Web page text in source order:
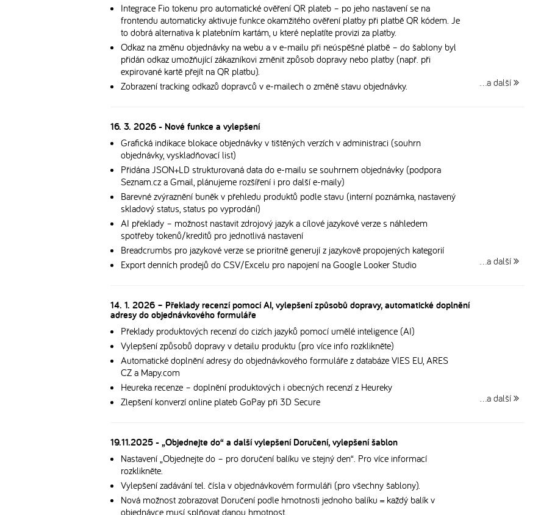
Integrace Fio tokenu pro automatické ověření QR plateb – po jeho nastavení se na
frontendu automaticky aktivuje funkce okamžitého ověření platby při platbě QR kódem. Je
to dobrá alternativa k platebním kartám, u které neplatíte provizi za platby.
Odkaz na změnu objednávky na webu a v e-mailu při neúspěšné platbě – do šablony byl
přidán odkaz umožňující zákazníkovi změnit způsob dopravy nebo platby (např. při
expirované kartě přejít na QR platbu).
Zobrazení tracking odkazů dopravců v e-mailech o změně stavu objednávky.
…a další
16. 3. 2026 - Nové funkce a vylepšení
Grafická indikace blokace objednávky v tištěných verzích v administraci (souhrn
objednávky, vyskladňovací list)
Přidána JSON+LD strukturovaná data do e-mailu se souhrnem objednávky (podpora
Seznam.cz a Gmail, plánujeme rozšíření i pro další e-maily)
Barevné zvýraznění buněk v přehledu produktů podle stavu (interní poznámka, nastavený
skladový status, status po vyprodání)
AI překlady – možnost nastavit zdrojový jazyk a cílové jazykové verze s náhledem
spotřeby tokenů/kreditů pro jednotlivá nastavení
Breadcrumbs pro jazykové verze se prioritně generují z jazykově propojených kategorií
Export denních prodejů do CSV/Excelu pro napojení na Google Looker Studio
…a další
14. 1. 2026 – Překlady recenzí pomocí AI, vylepšení způsobů dopravy, automatické doplnění
adresy do objednávkového formuláře
Překlady produktových recenzí do cizích jazyků pomocí umělé inteligence (AI)
Vylepšení způsobů dopravy v detailu produktu (pro více info rozklikněte)
Automatické doplnění adresy do objednávkového formuláře z databáze VIES EU, ARES
CZ a Mapy.com
Heureka recenze – doplnění produktových i obecných recenzí z Heureky
Zlepšení konverzí online plateb GoPay při 3D Secure
…a další
19.11.2025 - „Objednejte do“ a další vylepšení Doručení, vylepšení šablon
Nastavení „Objednejte do – pro doručení balíku ve stejný den“. Pro více informací
rozklikněte.
Vylepšení zadávání tel. čísla v objednávkovém formuláři (pro všechny šablony).
Nová možnost zobrazovat Doručení podle hmotnosti jednoho balíku = každý balík v
objednávce musí splňovat danou hmotnost.